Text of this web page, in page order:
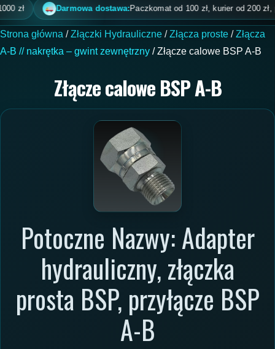
Darmowa dostawa:Paczkomat od 100 zł, kurier od 200 zł,
Strona główna /Złączki Hydrauliczne /Złącza proste /Złącza
A-B // nakrętka – gwint zewnętrzny / Złącze calowe BSP A-B
Złącze calowe BSP A-B
Potoczne Nazwy: Adapter
hydrauliczny, złączka
prosta BSP, przyłącze BSP
A-B